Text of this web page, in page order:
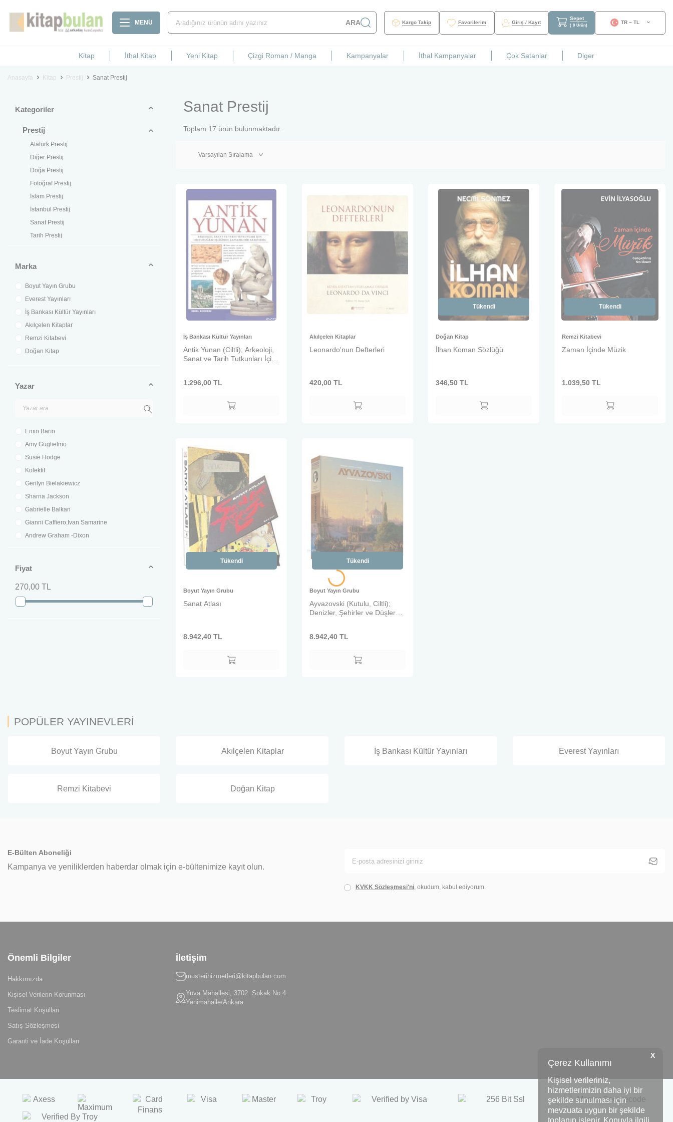
X
Çerez Kullanımı
Kişisel verileriniz,
hizmetlerimizin daha iyi bir
şekilde sunulması için
mevzuata uygun bir şekilde
toplanıp işlenir. Konuyla ilgili
MENÜ ARA Kargo Takip Favorilerim Giriş / Kayıt
Sepet
( 0 Ürün)
TR − TL
Kitap İthal Kitap Yeni Kitap Çizgi Roman / Manga Kampanyalar İthal Kampanyalar Çok Satanlar Diger
Anasayfa Kitap Prestij Sanat Prestij
Kategoriler
Prestij
Atatürk Prestij
Diğer Prestij
Doğa Prestij
Fotoğraf Prestij
İslam Prestij
İstanbul Prestij
Sanat Prestij
Tarih Prestij
Marka
Boyut Yayın Grubu
Everest Yayınları
İş Bankası Kültür Yayınları
Akılçelen Kitaplar
Remzi Kitabevi
Doğan Kitap
Yazar
Emin Barın
Amy Guglielmo
Susie Hodge
Kolektif
Gerilyn Bielakiewicz
Sharna Jackson
Gabrielle Balkan
Gianni Caffiero;Ivan Samarine
Andrew Graham -Dixon
Fiyat
270,00 TL
Sanat Prestij
Toplam 17 ürün bulunmaktadır.
İş Bankası Kültür Yayınları
Antik Yunan (Ciltli); Arkeoloji,
Sanat ve Tarih Tutkunları İçin
1.296,00 TL
Akılçelen Kitaplar
Leonardo'nun Defterleri
420,00 TL
Tükendi
Doğan Kitap
İlhan Koman Sözlüğü
346,50 TL
Tükendi
Remzi Kitabevi
Zaman İçinde Müzik
1.039,50 TL
Tükendi
Boyut Yayın Grubu
Sanat Atlası
8.942,40 TL
Tükendi
Boyut Yayın Grubu
Ayvazovski (Kutulu, Ciltli);
Denizler, Şehirler ve Düşler
8.942,40 TL
POPÜLER YAYINEVLERİ
Boyut Yayın Grubu Akılçelen Kitaplar İş Bankası Kültür Yayınları Everest Yayınları
Remzi Kitabevi Doğan Kitap
E-Bülten Aboneliği
Kampanya ve yeniliklerden haberdar olmak için e-bültenimize kayıt olun.
KVKK Sözleşmesi'ni, okudum, kabul ediyorum.
Önemli Bilgiler
Hakkımızda
Kişisel Verilerin Korunması
Teslimat Koşulları
Satış Sözleşmesi
Garanti ve İade Koşulları
İletişim
musterihizmetleri@kitapbulan.com
Yuva Mahallesi, 3702. Sokak No:4
Yenimahalle/Ankara